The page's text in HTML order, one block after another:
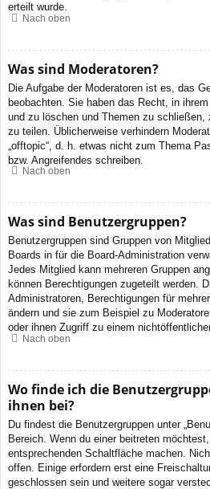
erteilt wurde.
Nach oben
Was sind Moderatoren?
Die Aufgabe der Moderatoren ist es, das
beobachten. Sie haben das Recht, in
und zu löschen und Themen zu schließen,
zu teilen. Üblicherweise verhindern
„offtopic“, d. h. etwas nicht zum Thema
bzw. Angreifendes schreiben.
Nach oben
Was sind Benutzergruppen?
Benutzergruppen sind Gruppen von
Boards in für die Board-Administration
Jedes Mitglied kann mehreren Gruppen
können Berechtigungen zugeteilt werden.
Administratoren, Berechtigungen für
ändern und sie zum Beispiel zu
oder ihnen Zugriff zu einem
Nach oben
Wo finde ich die
ihnen bei?
Du findest die Benutzergruppen unter
Bereich. Wenn du einer beitreten
entsprechenden Schaltfläche machen.
offen. Einige erfordern erst eine
geschlossen sein und weitere sogar